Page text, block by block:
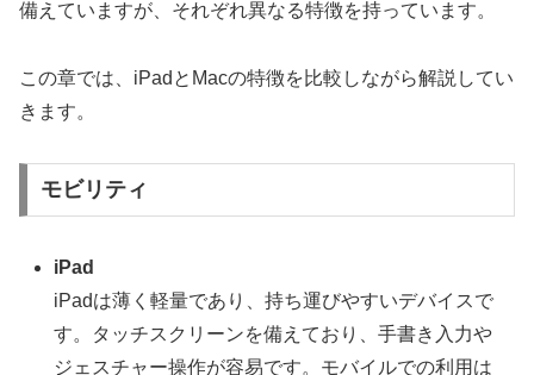
備えていますが、それぞれ異なる特徴を持っています。
この章では、iPadとMacの特徴を比較しながら解説してい
きます。
モビリティ
iPad
iPadは薄く軽量であり、持ち運びやすいデバイスで
す。タッチスクリーンを備えており、手書き入力や
ジェスチャー操作が容易です。モバイルでの利用は